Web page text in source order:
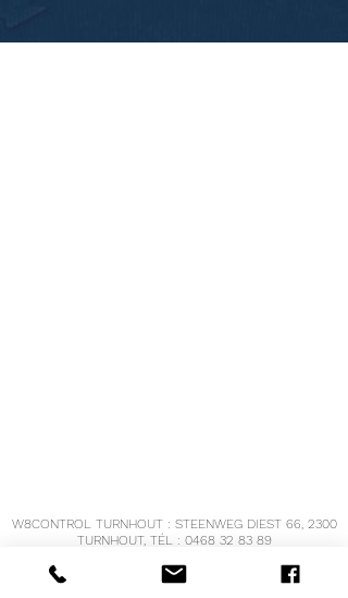
W8CONTROL TURNHOUT : STEENWEG DIEST 66, 2300
TURNHOUT, TÉL : 0468 32 83 89
W8CONTROL OUD- TURNHOUT : STEENWEG OP